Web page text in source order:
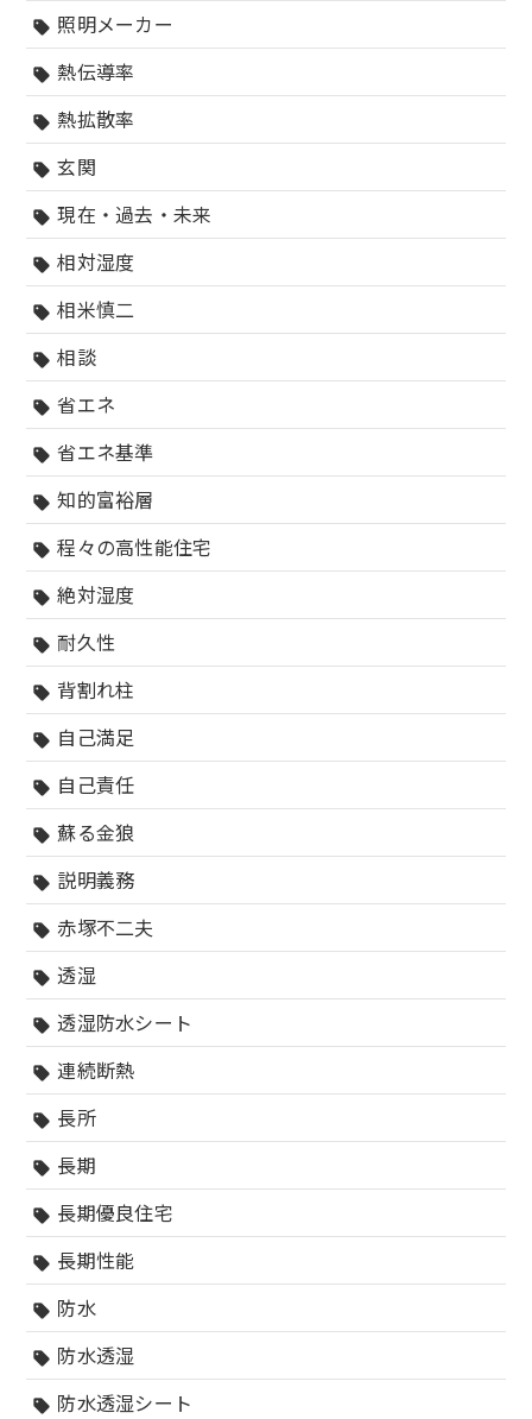
sell 照明メーカー
sell 熱伝導率
sell 熱拡散率
sell 玄関
sell 現在・過去・未来
sell 相対湿度
sell 相米慎二
sell 相談
sell 省エネ
sell 省エネ基準
sell 知的富裕層
sell 程々の高性能住宅
sell 絶対湿度
sell 耐久性
sell 背割れ柱
sell 自己満足
sell 自己責任
sell 蘇る金狼
sell 説明義務
sell 赤塚不二夫
sell 透湿
sell 透湿防水シート
sell 連続断熱
sell 長所
sell 長期
sell 長期優良住宅
sell 長期性能
sell 防水
sell 防水透湿
sell 防水透湿シート